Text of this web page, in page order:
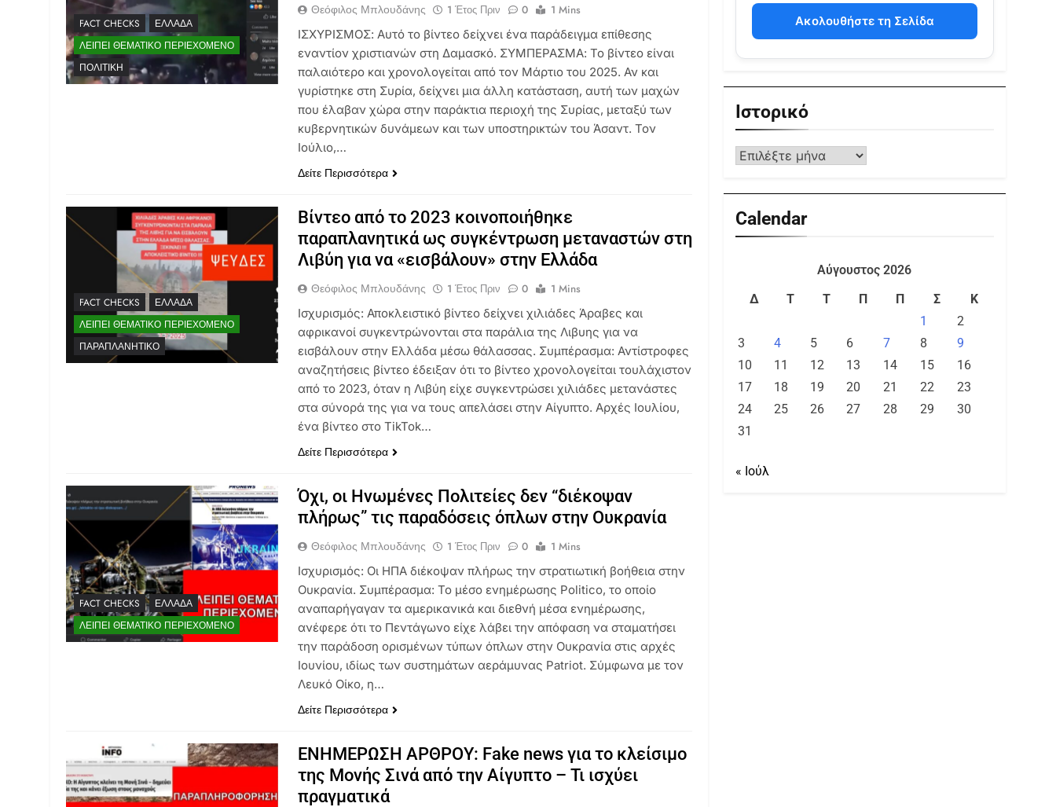
FACT CHECKS
ΕΛΛΆΔΑ
ΛΕΊΠΕΙ ΘΕΜΑΤΙΚΌ ΠΕΡΙΕΧΌΜΕΝΟ
ΠΟΛΙΤΙΚΉ
Θεόφιλος Μπλουδάνης 1 Έτος Πριν 0
1 Mins
ΙΣΧΥΡΙΣΜΟΣ: Αυτό το βίντεο δείχνει ένα παράδειγμα επίθεσης
εναντίον χριστιανών στη Δαμασκό. ΣΥΜΠΕΡΑΣΜΑ: Το βίντεο είναι
παλαιότερο και χρονολογείται από τον Μάρτιο του 2025. Αν και
γυρίστηκε στη Συρία, δείχνει μια άλλη κατάσταση, αυτή των μαχών
που έλαβαν χώρα στην παράκτια περιοχή της Συρίας, μεταξύ των
κυβερνητικών δυνάμεων και των υποστηρικτών του Άσαντ. Τον
Ιούλιο,…
Δείτε Περισσότερα
FACT CHECKS
ΕΛΛΆΔΑ
ΛΕΊΠΕΙ ΘΕΜΑΤΙΚΌ ΠΕΡΙΕΧΌΜΕΝΟ
ΠΑΡΑΠΛΑΝΗΤΙΚΌ
Βίντεο από το 2023 κοινοποιήθηκε
παραπλανητικά ως συγκέντρωση μεταναστών στη
Λιβύη για να «εισβάλουν» στην Ελλάδα
Θεόφιλος Μπλουδάνης 1 Έτος Πριν 0
1 Mins
Ισχυρισμός: Αποκλειστικό βίντεο δείχνει χιλιάδες Άραβες και
αφρικανοί συγκεντρώνονται στα παράλια της Λιβυης για να
εισβάλουν στην Ελλάδα μέσω θάλασσας. Συμπέρασμα: Αντίστροφες
αναζητήσεις βίντεο έδειξαν ότι το βίντεο χρονολογείται τουλάχιστον
από το 2023, όταν η Λιβύη είχε συγκεντρώσει χιλιάδες μετανάστες
στα σύνορά της για να τους απελάσει στην Αίγυπτο. Αρχές Ιουλίου,
ένα βίντεο στο TikTok…
Δείτε Περισσότερα
FACT CHECKS
ΕΛΛΆΔΑ
ΛΕΊΠΕΙ ΘΕΜΑΤΙΚΌ ΠΕΡΙΕΧΌΜΕΝΟ
Όχι, οι Ηνωμένες Πολιτείες δεν “διέκοψαν
πλήρως” τις παραδόσεις όπλων στην Ουκρανία
Θεόφιλος Μπλουδάνης 1 Έτος Πριν 0
1 Mins
Ισχυρισμός: Οι ΗΠΑ διέκοψαν πλήρως την στρατιωτική βοήθεια στην
Ουκρανία. Συμπέρασμα: Το μέσο ενημέρωσης Politico, το οποίο
αναπαρήγαγαν τα αμερικανικά και διεθνή μέσα ενημέρωσης,
ανέφερε ότι το Πεντάγωνο είχε λάβει την απόφαση να σταματήσει
την παράδοση ορισμένων τύπων όπλων στην Ουκρανία στις αρχές
Ιουνίου, ιδίως των συστημάτων αεράμυνας Patriot. Σύμφωνα με τον
Λευκό Οίκο, η…
Δείτε Περισσότερα
ΕΝΗΜΕΡΩΣΗ ΑΡΘΡΟΥ: Fake news για το κλείσιμο
της Μονής Σινά από την Αίγυπτο – Τι ισχύει
πραγματικά
Ακολουθήστε τη Σελίδα
Ιστορικό
Calendar
Αύγουστος 2026
Δ
Τ Τ Π Π Σ
Κ
1
2
3
4 5 6 7 8
9
10
11 12 13 14 15
16
17
18 19 20 21 22
23
24
25 26 27 28 29
30
31
« Ιούλ